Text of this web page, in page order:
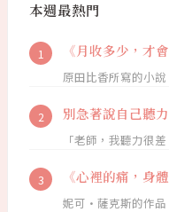
本週最熱門
《月收多少，才
原田比香所寫的小
別急著說自己聽
「老師，我聽力很
《心裡的痛，身
妮可·薩克斯的作品